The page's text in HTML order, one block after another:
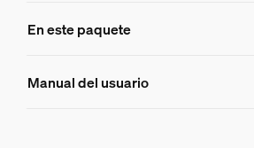
Características
8719514872585
En este paquete
Manual del usuario